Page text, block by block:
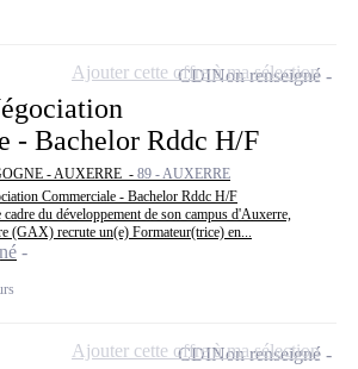
- Bachelor Rddc H/F
- AUXERRE - 89 - AUXERRE
Commerciale - Bachelor Rddc H/F
du développement de son campus d'Auxerre,
(GAX) recrute un(e) Formateur(trice) en...
CDINon renseigné
Ajouter cette offre à ma sélection
CDINon renseigné
Ajouter cette offre à ma sélection